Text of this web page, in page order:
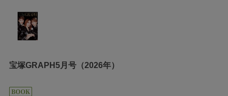
宝塚GRAPH5月号（2026年）